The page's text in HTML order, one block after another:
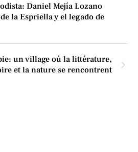
Daniel Mejía Lozano
la Espriella y el legado de
un village où la littérature,
et la nature se rencontrent